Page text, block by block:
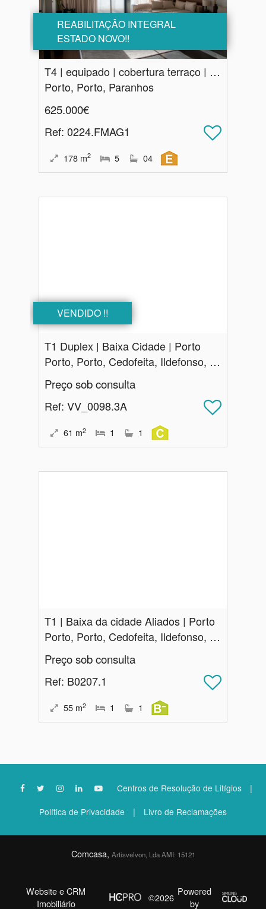
REABILITAÇÂO INTEGRAL
ESTADO NOVO!!
T4 | equipado | cobertura terraço | Porto
Porto, Porto, Paranhos
625.000€
Ref: 0224.FMAG1
178 m2 5 04
VENDIDO !!
T1 Duplex | Baixa Cidade | Porto
Porto, Porto, Cedofeita, Ildefonso, Sé, Miragaia, Nicolau, Vitória
Preço sob consulta
Ref: VV_0098.3A
61 m2 1 1
T1 | Baixa da cidade Aliados | Porto
Porto, Porto, Cedofeita, Ildefonso, Sé, Miragaia, Nicolau, Vitória
Preço sob consulta
Ref: B0207.1
55 m2 1 1
Centros de Resolução de Litígios |
Política de Privacidade | Livro de Reclamações
Comcasa, Artisvelvon, Lda AMI: 15121
Website e CRM
Imobiliário
©2026 Powered
by